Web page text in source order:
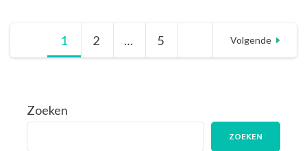
Voor
Berichtnavigatie
Pagina
1 Pagina
2 … Pagina
5 Volgende
Zoeken
ZOEKEN